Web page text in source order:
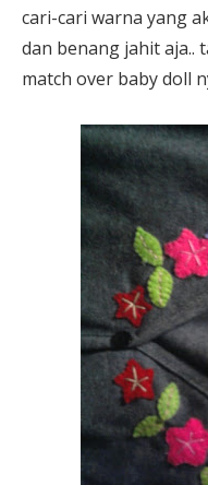
cari-cari warna yang
dan benang jahit aja..
match over baby doll